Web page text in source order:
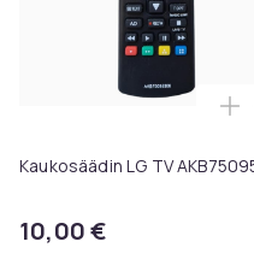
Kaukosäädin LG TV
10,00 €